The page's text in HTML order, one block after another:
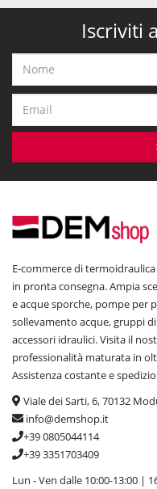
Iscriviti
E-commerce di
in pronta consegna. Ampia
e acque sporche, pompe per
sollevamento acque, gruppi
accessori idraulici. Visita il
professionalità maturata in
Assistenza costante e
Viale dei Sarti, 6, 70132
info@demshop.it
+39 0805044114
+39 3351703409
Lun - Ven dalle 10:00-13:00 |